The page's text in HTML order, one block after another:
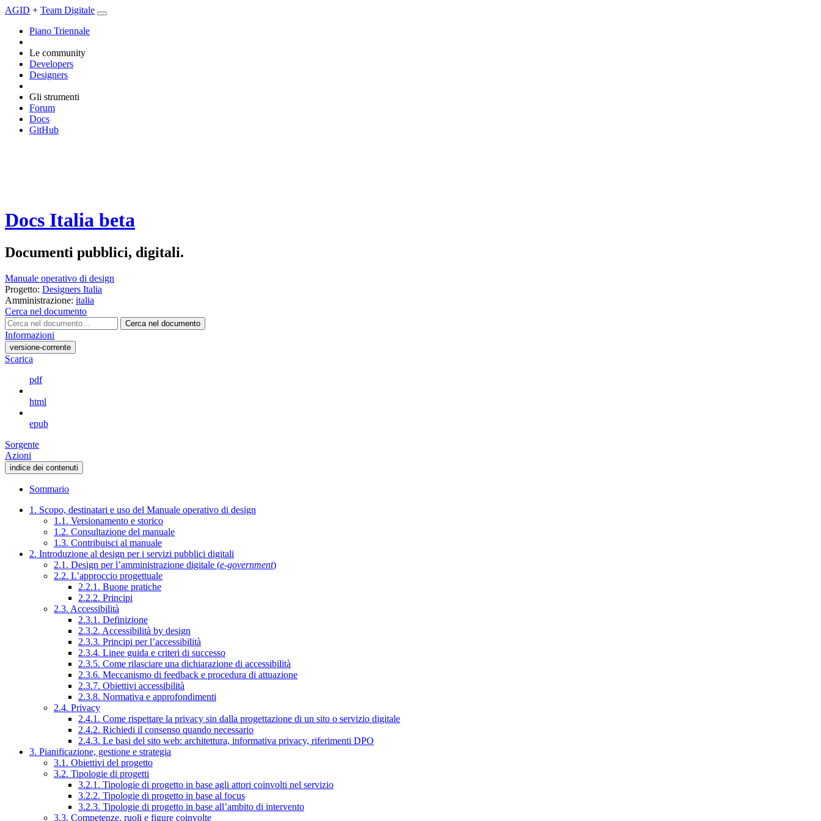
AGID + Team Digitale
Piano Triennale
Le community
Developers
Designers
Gli strumenti
Forum
Docs
GitHub
Docs Italia beta
Documenti pubblici, digitali.
Manuale operativo di design
Progetto: Designers Italia
Amministrazione: italia
Cerca nel documento
Cerca nel documento
Informazioni
versione-corrente
Scarica
pdf
html
epub
Sorgente
Azioni
indice dei contenuti
Sommario
1. Scopo, destinatari e uso del Manuale operativo di design
1.1. Versionamento e storico
1.2. Consultazione del manuale
1.3. Contribuisci al manuale
2. Introduzione al design per i servizi pubblici digitali
2.1. Design per l’amministrazione digitale (e-government)
2.2. L’approccio progettuale
2.2.1. Buone pratiche
2.2.2. Principi
2.3. Accessibilità
2.3.1. Definizione
2.3.2. Accessibilità by design
2.3.3. Principi per l’accessibilità
2.3.4. Linee guida e criteri di successo
2.3.5. Come rilasciare una dichiarazione di accessibilità
2.3.6. Meccanismo di feedback e procedura di attuazione
2.3.7. Obiettivi accessibilità
2.3.8. Normativa e approfondimenti
2.4. Privacy
2.4.1. Come rispettare la privacy sin dalla progettazione di un sito o servizio digitale
2.4.2. Richiedi il consenso quando necessario
2.4.3. Le basi del sito web: architettura, informativa privacy, riferimenti DPO
3. Pianificazione, gestione e strategia
3.1. Obiettivi del progetto
3.2. Tipologie di progetti
3.2.1. Tipologie di progetto in base agli attori coinvolti nel servizio
3.2.2. Tipologie di progetto in base al focus
3.2.3. Tipologie di progetto in base all’ambito di intervento
3.3. Competenze, ruoli e figure coinvolte